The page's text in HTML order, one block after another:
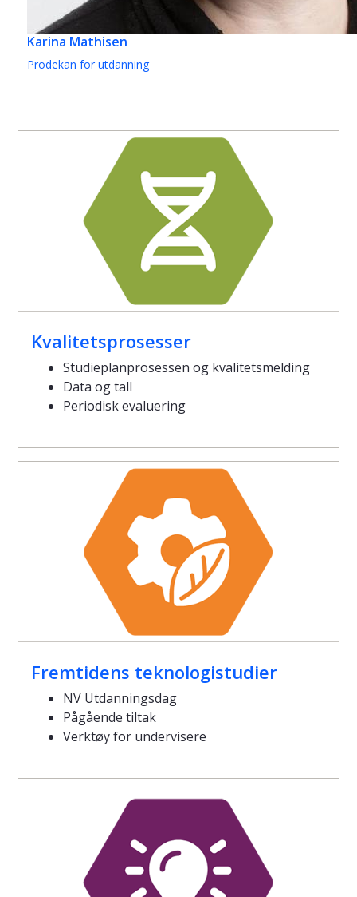
Karina Mathisen
Prodekan for utdanning
Kvalitetsprosesser
Studieplanprosessen og kvalitetsmelding
Data og tall
Periodisk evaluering
Fremtidens teknologistudier
NV Utdanningsdag
Pågående tiltak
Verktøy for undervisere